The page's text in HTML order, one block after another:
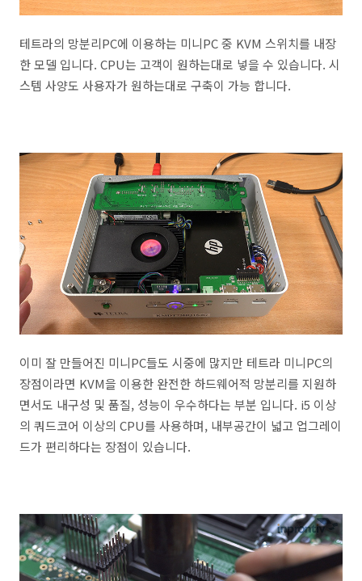
테트라의 망분리PC에 이용하는 미니PC 중 KVM 스위치를 내장
한 모델 입니다. CPU는 고객이 원하는대로 넣을 수 있습니다. 시
스템 사양도 사용자가 원하는대로 구축이 가능 합니다.
이미 잘 만들어진 미니PC들도 시중에 많지만 테트라 미니PC의
장점이라면 KVM을 이용한 완전한 하드웨어적 망분리를 지원하
면서도 내구성 및 품질, 성능이 우수하다는 부분 입니다. i5 이상
의 쿼드코어 이상의 CPU를 사용하며, 내부공간이 넓고 업그레이
드가 편리하다는 장점이 있습니다.